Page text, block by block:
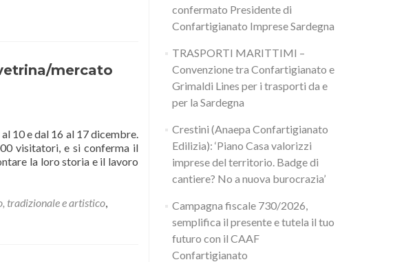
mercato
10 e dal 16 al 17 dicembre.
visitatori, e si conferma il
la loro storia e il lavoro
tradizionale e artistico,
confermato Presidente di
Confartigianato Imprese Sardegna
TRASPORTI MARITTIMI –
Convenzione tra Confartigianato e
Grimaldi Lines per i trasporti da e
per la Sardegna
Crestini (Anaepa Confartigianato
Edilizia): ‘Piano Casa valorizzi
imprese del territorio. Badge di
cantiere? No a nuova burocrazia’
Campagna fiscale 730/2026,
semplifica il presente e tutela il tuo
futuro con il CAAF
Confartigianato